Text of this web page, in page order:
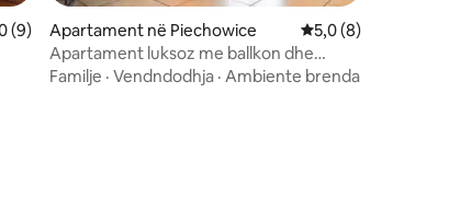
mesatar 5,0 nga 5, 9 vlerësime
(9)
Apartament në Piechowice Vlerësimi mesatar
5,0 (8)
Apartament luksoz me ballkon dhe
pamje magjepsëse nga mali
Familje · Vendndodhja · Ambiente brenda